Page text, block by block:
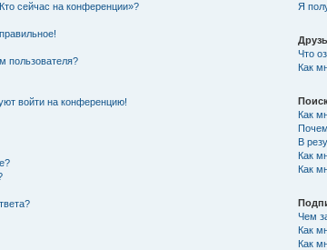
сейчас на конференции»?
пользователя?
войти на конференцию!
Я
Что
Как
Как
В
Как
Как
Чем
Как
Как